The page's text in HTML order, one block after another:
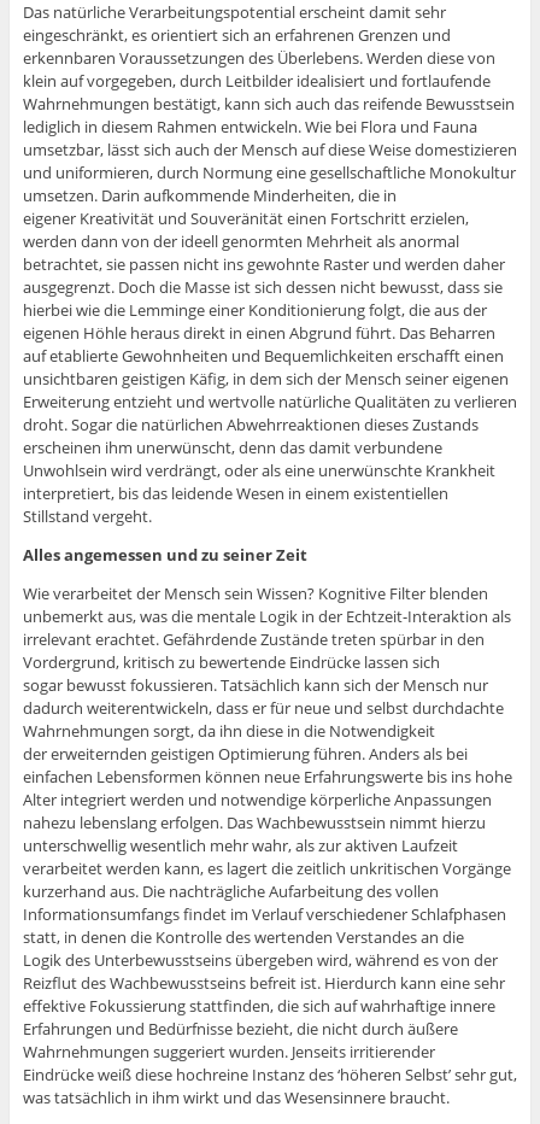
Das natürliche Verarbeitungspotential erscheint damit sehr
eingeschränkt, es orientiert sich an erfahrenen Grenzen und
erkennbaren Voraussetzungen des Überlebens. Werden diese von
klein auf vorgegeben, durch Leitbilder idealisiert und fortlaufende
Wahrnehmungen bestätigt, kann sich auch das reifende Bewusstsein
lediglich in diesem Rahmen entwickeln. Wie bei Flora und Fauna
umsetzbar, lässt sich auch der Mensch auf diese Weise domestizieren
und uniformieren, durch Normung eine gesellschaftliche Monokultur
umsetzen. Darin aufkommende Minderheiten, die in
eigener Kreativität und Souveränität einen Fortschritt erzielen,
werden dann von der ideell genormten Mehrheit als anormal
betrachtet, sie passen nicht ins gewohnte Raster und werden daher
ausgegrenzt. Doch die Masse ist sich dessen nicht bewusst, dass sie
hierbei wie die Lemminge einer Konditionierung folgt, die aus der
eigenen Höhle heraus direkt in einen Abgrund führt. Das Beharren
auf etablierte Gewohnheiten und Bequemlichkeiten erschafft einen
unsichtbaren geistigen Käfig, in dem sich der Mensch seiner eigenen
Erweiterung entzieht und wertvolle natürliche Qualitäten zu verlieren
droht. Sogar die natürlichen Abwehrreaktionen dieses Zustands
erscheinen ihm unerwünscht, denn das damit verbundene
Unwohlsein wird verdrängt, oder als eine unerwünschte Krankheit
interpretiert, bis das leidende Wesen in einem existentiellen
Stillstand vergeht.
Alles angemessen und zu seiner Zeit
Wie verarbeitet der Mensch sein Wissen? Kognitive Filter blenden
unbemerkt aus, was die mentale Logik in der Echtzeit-Interaktion als
irrelevant erachtet. Gefährdende Zustände treten spürbar in den
Vordergrund, kritisch zu bewertende Eindrücke lassen sich
sogar bewusst fokussieren. Tatsächlich kann sich der Mensch nur
dadurch weiterentwickeln, dass er für neue und selbst durchdachte
Wahrnehmungen sorgt, da ihn diese in die Notwendigkeit
der erweiternden geistigen Optimierung führen. Anders als bei
einfachen Lebensformen können neue Erfahrungswerte bis ins hohe
Alter integriert werden und notwendige körperliche Anpassungen
nahezu lebenslang erfolgen. Das Wachbewusstsein nimmt hierzu
unterschwellig wesentlich mehr wahr, als zur aktiven Laufzeit
verarbeitet werden kann, es lagert die zeitlich unkritischen Vorgänge
kurzerhand aus. Die nachträgliche Aufarbeitung des vollen
Informationsumfangs findet im Verlauf verschiedener Schlafphasen
statt, in denen die Kontrolle des wertenden Verstandes an die
Logik des Unterbewusstseins übergeben wird, während es von der
Reizflut des Wachbewusstseins befreit ist. Hierdurch kann eine sehr
effektive Fokussierung stattfinden, die sich auf wahrhaftige innere
Erfahrungen und Bedürfnisse bezieht, die nicht durch äußere
Wahrnehmungen suggeriert wurden. Jenseits irritierender
Eindrücke weiß diese hochreine Instanz des ‘höheren Selbst’ sehr gut,
was tatsächlich in ihm wirkt und das Wesensinnere braucht.